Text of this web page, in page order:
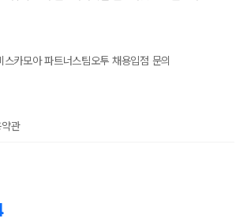
스카모아 파트너스팀오투 채용입점 문의
관